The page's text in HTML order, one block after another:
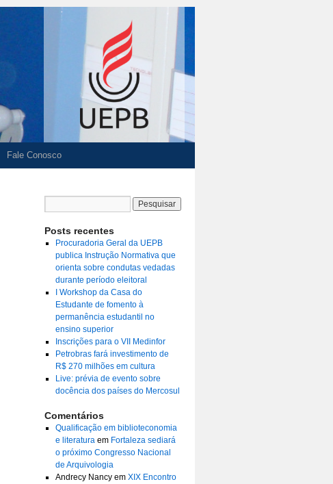
Fale Conosco
Posts recentes
Procuradoria Geral da UEPB
publica Instrução Normativa que
orienta sobre condutas vedadas
durante período eleitoral
I Workshop da Casa do
Estudante de fomento à
permanência estudantil no
ensino superior
Inscrições para o VII Medinfor
Petrobras fará investimento de
R$ 270 milhões em cultura
Live: prévia de evento sobre
docência dos países do Mercosul
Comentários
Qualificação em biblioteconomia
e literaturaem Fortaleza sediará
o próximo Congresso Nacional
de Arquivologia
Andrecy Nancyem XIX Encontro